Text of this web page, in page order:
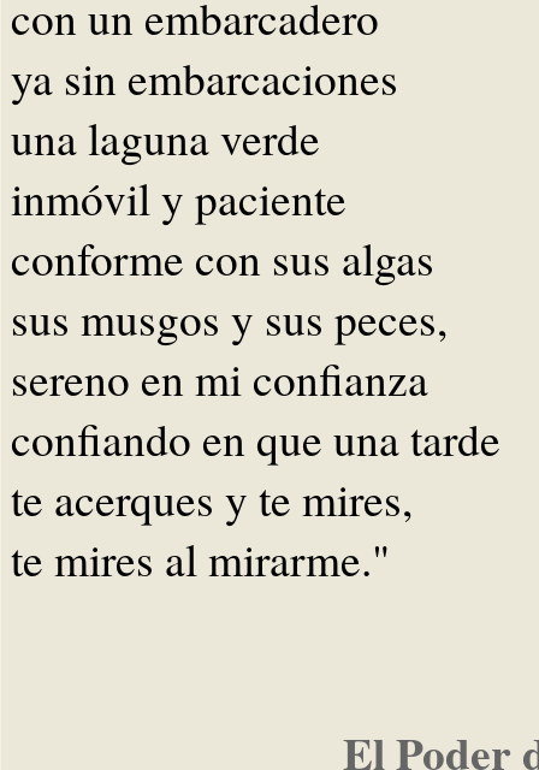
con un embarcadero
ya sin embarcaciones
una laguna verde
inmóvil y paciente
conforme con sus algas
sus musgos y sus peces,
sereno en mi confianza
confiando en que una tarde
te acerques y te mires,
te mires al mirarme."
El Poder